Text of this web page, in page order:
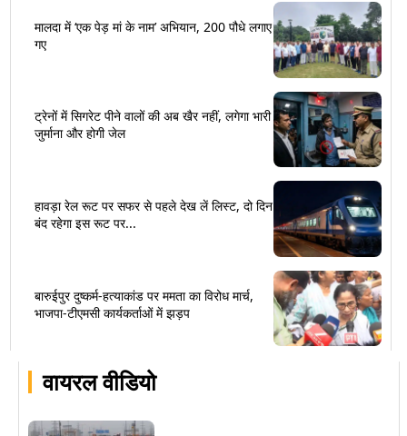
वायरल वीडियो
मालदा में ‘एक पेड़ मां के नाम’ अभियान, 200 पौधे लगाए
गए
ट्रेनों में सिगरेट पीने वालों की अब खैर नहीं, लगेगा भारी
जुर्माना और होगी जेल
हावड़ा रेल रूट पर सफर से पहले देख लें लिस्ट, दो दिन
बंद रहेगा इस रूट पर...
बारुईपुर दुष्कर्म-हत्याकांड पर ममता का विरोध मार्च,
भाजपा-टीएमसी कार्यकर्ताओं में झड़प